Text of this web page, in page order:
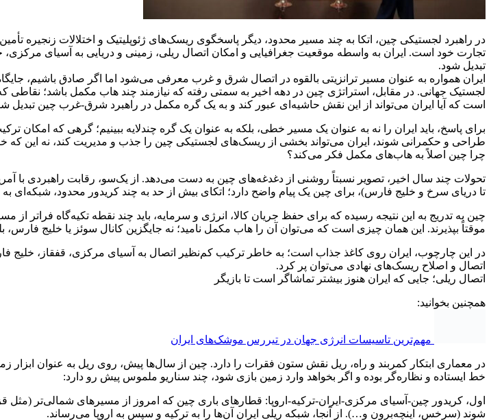
در راهبرد لجستیکی چین، اتکا به چند مسیر محدود، دیگر پاسخگوی ریسک‌های ژئوپلیتیک و اختلالات زنجیره
تجارت خود است. ایران به واسطه موقعیت جغرافیایی و امکان اتصال ریلی، زمینی و دریایی به آسیای
تبدیل شود.
ایران همواره به عنوان مسیر ترانزیتی بالقوه در اتصال شرق و غرب معرفی می‌شود اما اگر صادق باشیم،
لجستیک جهانی. در مقابل، استراتژی چین در دهه اخیر به سمتی رفته که نیازمند چند هاب مکمل باشد؛ نقاطی
است که آیا ایران می‌تواند از این نقش حاشیه‌ای عبور کند و به یک گره مکمل در راهبرد شرق-غرب چین تبدیل
برای پاسخ، باید ایران را نه به عنوان یک مسیر خطی، بلکه به عنوان یک گره چندلایه ببینیم؛ گرهی که امکان
طراحی و حکمرانی شوند، ایران می‌تواند بخشی از ریسک‌های لجستیکی چین را جذب و مدیریت کند، نه این
چرا چین اصلاً به هاب‌های مکمل فکر می‌کند؟
تحولات چند سال اخیر، تصویر نسبتاً روشنی از دغدغه‌های چین به دست می‌دهد. از یک‌سو، رقابت راهبردی با
تا دریای سرخ و خلیج فارس)، برای چین یک پیام واضح دارد؛ اتکای بیش از حد به چند کریدور محدود، شبکه‌ای
چین به تدریج به این نتیجه رسیده که برای حفظ جریان کالا، انرژی و سرمایه، باید چند نقطه تکیه‌گاه فراتر
موقتاً بپذیرند. این همان چیزی است که می‌توان آن را هاب مکمل نامید؛ نه جایگزین کانال سوئز یا خلیج
در این چارچوب، ایران روی کاغذ جذاب است؛ به خاطر ترکیب کم‌نظیر اتصال به آسیای مرکزی، قفقاز،
اتصال و اصلاح ریسک‌های نهادی می‌توان پر کرد.
اتصال ریلی؛ جایی که ایران هنوز بیشتر تماشاگر است تا بازیگر
همچنین بخوانید:
مهم‌تر‌ین تاسیسات انرژی جهان در تیررس موشک‌های ایران
در معماری ابتکار کمربند و راه، ریل نقش ستون فقرات را دارد. چین از سال‌ها پیش، روی ریل به عنوان ابزار
خط ایستاده و نظاره‌گر بوده و اگر بخواهد وارد زمین بازی شود، چند سناریو ملموس پیش رو دارد:
اول، کریدور چین-آسیای مرکزی-ایران-ترکیه-اروپا: قطارهای باری چین که امروز از مسیرهای شمالی‌تر (مثل
شوند (سرخس، اینچه‌برون و…). از آنجا، شبکه ریلی ایران آن‌ها را به ترکیه و سپس به اروپا می‌رساند.